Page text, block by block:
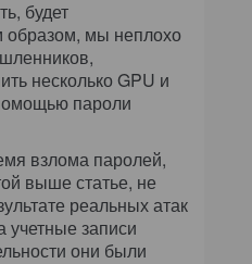
будет
образом, мы неплохо
несколько GPU и
пароли
взлома паролей,
выше статье, не
реальных атак
записи
они были